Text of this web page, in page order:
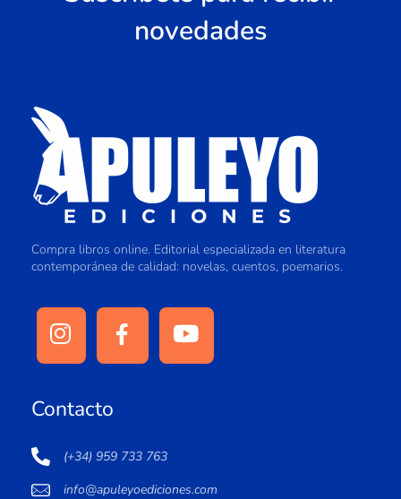
novedades
Compra libros online. Editorial especializada en literatura
contemporánea de calidad: novelas, cuentos, poemarios.
Contacto
(+34) 959 733 763
info@apuleyoediciones.com